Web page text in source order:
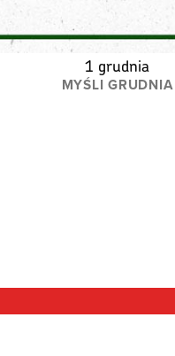
1 grudnia
MYŚLI GRUDNIA